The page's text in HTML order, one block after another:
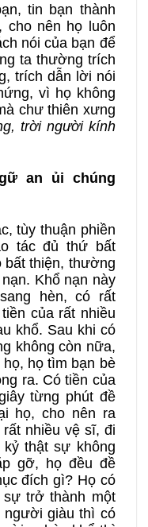
tin bạn thành
cho nên họ luôn
nói của bạn để
ta thường trích
trích dẫn lời nói
vì họ không
chư thiên xưng
trời người kính
an ủi chúng
tùy thuận phiền
tác đủ thứ bất
bất thiện, thường
Khổ nạn này
hèn, có rất
của rất nhiều
khổ. Sau khi có
không còn nữa,
họ tìm bạn bè
ra. Có tiền của
từng phút đề
họ, cho nên ra
nhiều vệ sĩ, đi
thật sự không
gỡ, họ đều đề
đích gì? Họ có
trở thành một
giàu thì có